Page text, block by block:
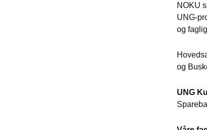
NOKU
UNG-
og
og
UNG